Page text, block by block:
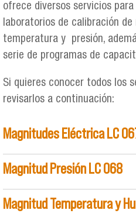
ofrece diversos servicios
laboratorios de calibración
temperatura y presión,
serie de programas de
Si quieres conocer todos los
revisarlos a continuación:
Magnitudes Eléctrica LC
Magnitud Presión LC 068
Magnitud Temperatura y